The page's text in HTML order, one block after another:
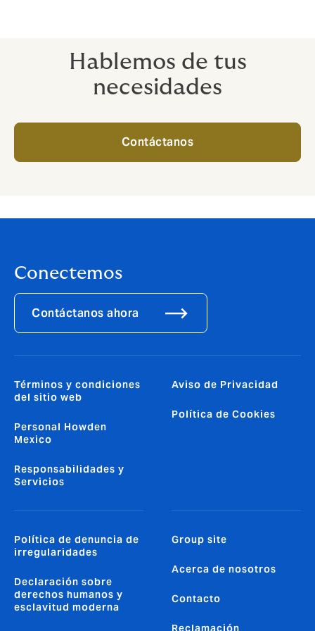
Hablemos de tus
necesidades
Contáctanos
Conectemos
Contáctanos ahora
Términos y condiciones
del sitio web
Personal Howden
Mexico
Responsabilidades y
Servicios
Aviso de Privacidad
Política de Cookies
Política de denuncia de
irregularidades
Declaración sobre
derechos humanos y
esclavitud moderna
Group site
Acerca de nosotros
Contacto
Reclamación